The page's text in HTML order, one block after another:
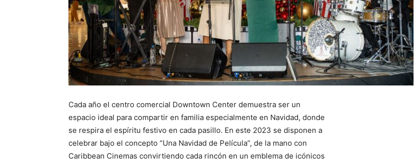
Cada año el centro comercial Downtown Center demuestra ser un
espacio ideal para compartir en familia especialmente en Navidad, donde
se respira el espíritu festivo en cada pasillo. En este 2023 se disponen a
celebrar bajo el concepto “Una Navidad de Película”, de la mano con
Caribbean Cinemas convirtiendo cada rincón en un emblema de icónicos